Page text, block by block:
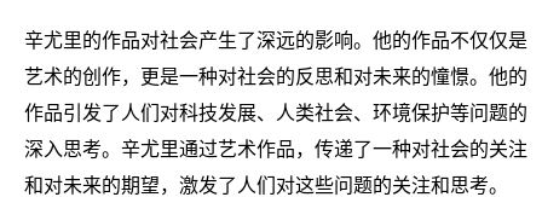
辛尤里的作品对社会产生了深远的影响。他的作品不仅仅是
艺术的创作，更是一种对社会的反思和对未来的憧憬。他的
作品引发了人们对科技发展、人类社会、环境保护等问题的
深入思考。辛尤里通过艺术作品，传递了一种对社会的关注
和对未来的期望，激发了人们对这些问题的关注和思考。